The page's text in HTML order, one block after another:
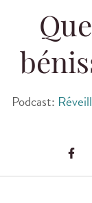
Podcast: